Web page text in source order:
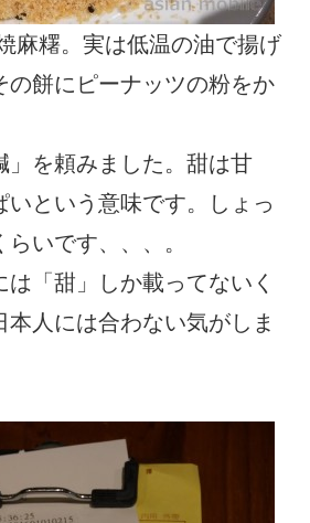
麻糬。実は低温の油で揚げ
の餅にピーナッツの粉をか
」を頼みました。甜は甘
いという意味です。しょっ
いです、、、。
は「甜」しか載ってないく
本人には合わない気がしま